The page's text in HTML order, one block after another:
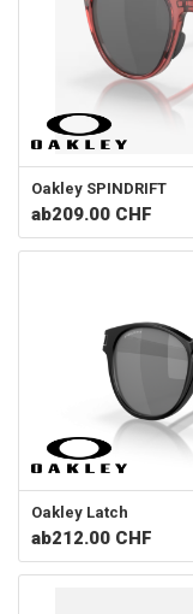
Oakley SPINDRIFT
ab209.00 CHF
Oakley Latch
ab212.00 CHF